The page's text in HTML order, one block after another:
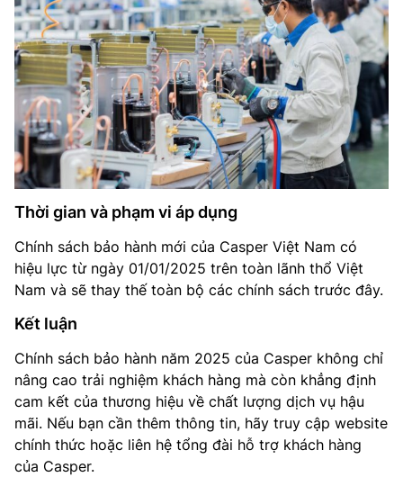
Thời gian và phạm vi áp dụng
Chính sách bảo hành mới của Casper Việt Nam có
hiệu lực từ ngày 01/01/2025 trên toàn lãnh thổ Việt
Nam và sẽ thay thế toàn bộ các chính sách trước đây.
Kết luận
Chính sách bảo hành năm 2025 của Casper không chỉ
nâng cao trải nghiệm khách hàng mà còn khẳng định
cam kết của thương hiệu về chất lượng dịch vụ hậu
mãi. Nếu bạn cần thêm thông tin, hãy truy cập website
chính thức hoặc liên hệ tổng đài hỗ trợ khách hàng
của Casper.